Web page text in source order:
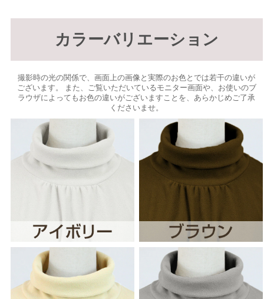
カラーバリエーション
撮影時の光の関係で、画面上の画像と実際のお色とでは若干の違いが
ございます。 また、ご覧いただいているモニター画面や、お使いのブ
ラウザによってもお色の違いがございますことを、あらかじめご了承
くださいませ。